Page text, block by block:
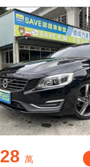
28 萬